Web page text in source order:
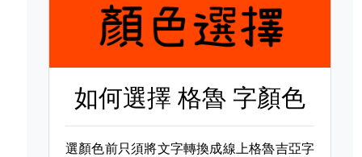
如何選擇格魯 字顏色
選顏色前只須將文字轉換成線上格魯吉亞字